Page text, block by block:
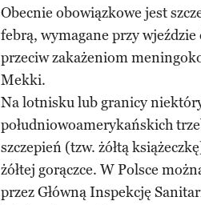
Obecnie obowiązkowe jest
febrą, wymagane przy
przeciw zakażeniom
Mekki.
Na lotnisku lub granicy
południowoamerykańskich
szczepień (tzw. żółtą
żółtej gorączce. W Polsce
przez Główną Inspekcję